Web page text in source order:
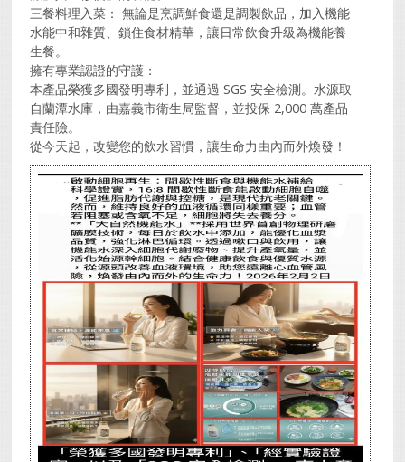
​三餐料理入菜： 無論是烹調鮮食還是調製飲品，加入機能
水能中和雜質、鎖住食材精華，讓日常飲食升級為機能養
生餐。
​擁有專業認證的守護：
本產品榮獲多國發明專利，並通過 SGS 安全檢測。水源取
自蘭潭水庫，由嘉義市衛生局監督，並投保 2,000 萬產品
責任險。
​從今天起，改變您的飲水習慣，讓生命力由內而外煥發！